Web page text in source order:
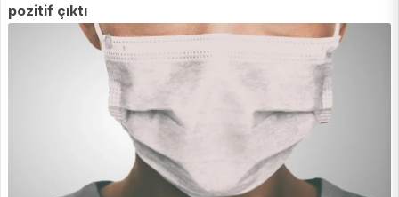
pozitif çıktı